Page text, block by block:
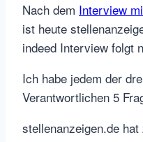
Nach dem Interview
ist heute
indeed Interview folgt
Ich habe jedem der
Verantwortlichen 5
stellenanzeigen.de